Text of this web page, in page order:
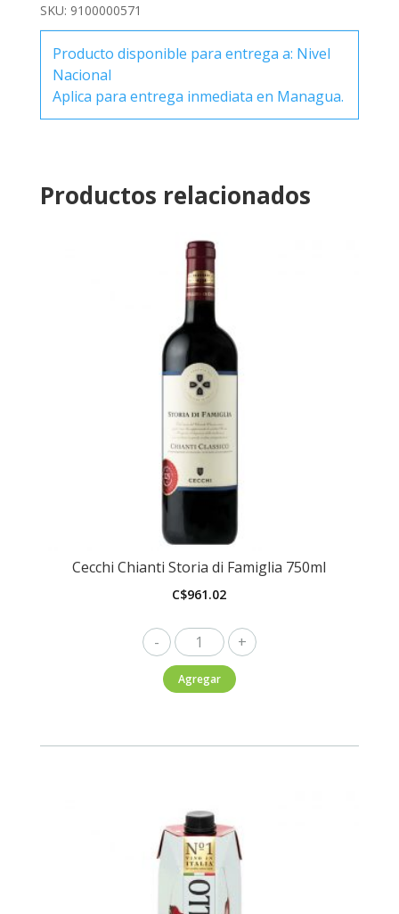
cantidad
SKU: 9100000571
Producto disponible para entrega a: Nivel
Nacional
Aplica para entrega inmediata en Managua.
Productos relacionados
Cecchi Chianti Storia di Famiglia 750ml
C$961.02
Cecchi
Chianti
Storia
Agregar